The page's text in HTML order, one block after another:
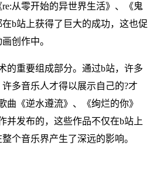
从零开始的异世界生活》、《鬼
b站上获得了巨大的成功，这也促
创作中。
的重要组成部分。通过b站，许多
多音乐人才得以展示自己的?才
曲《逆水遵流》、《绚烂的你》
并发布的，这些作品不仅在b站上
个音乐界产生了深远的影响。